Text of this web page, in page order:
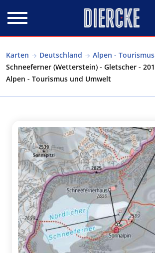
Karten Deutschland
Alpen -
Schneeferner (Wetterstein) - Gletscher -
Alpen - Tourismus und Umwelt